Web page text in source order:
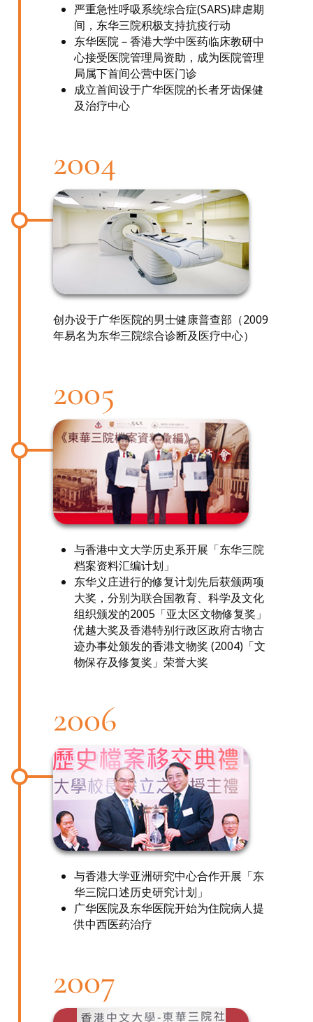
严重急性呼吸系统综合症(SARS)肆虐期
间，东华三院积极支持抗疫行动
东华医院－香港大学中医药临床教研中
心接受医院管理局资助，成为医院管理
局属下首间公营中医门诊
成立首间设于广华医院的长者牙齿保健
及治疗中心
2004
创办设于广华医院的男士健康普查部（2009
年易名为东华三院综合诊断及医疗中心）
2005
与香港中文大学历史系开展「东华三院
档案资料汇编计划」
东华义庄进行的修复计划先后获颁两项
大奖，分别为联合国教育、科学及文化
组织颁发的2005「亚太区文物修复奖」
优越大奖及香港特别行政区政府古物古
迹办事处颁发的香港文物奖 (2004)「文
物保存及修复奖」荣誉大奖
2006
与香港大学亚洲研究中心合作开展「东
华三院口述历史研究计划」
广华医院及东华医院开始为住院病人提
供中西医药治疗
2007